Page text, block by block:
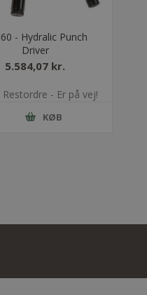
- Hydralic Punch
Driver
5.584,07 kr.
Restordre - Er på vej!
KØB